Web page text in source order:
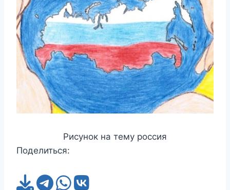
Рисунок на тему россия
Поделиться: